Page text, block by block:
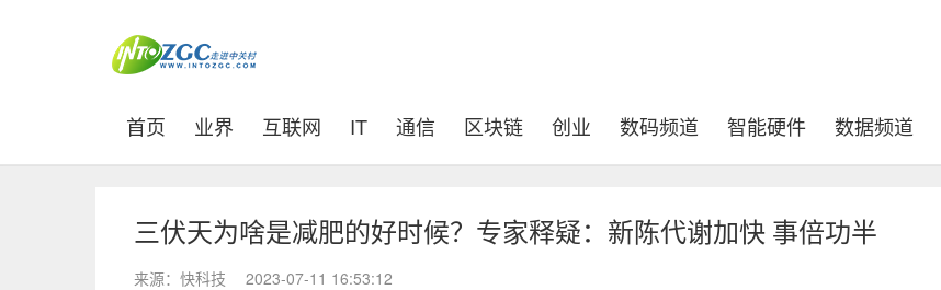
首页 (current)
业界 互联网 IT 通信 区块链 创业 数码频道 智能硬件 数据频道
三伏天为啥是减肥的好时候？专家释疑：新陈代谢加快 事倍功半
来源：快科技 2023-07-11 16:53:12